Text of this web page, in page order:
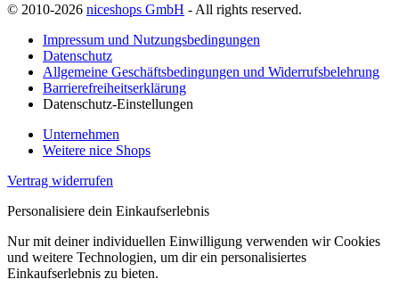
© 2010-2026 niceshops GmbH - All rights reserved.
Impressum und Nutzungsbedingungen
Datenschutz
Allgemeine Geschäftsbedingungen und Widerrufsbelehrung
Barrierefreiheitserklärung
Datenschutz-Einstellungen
Unternehmen
Weitere nice Shops
Vertrag widerrufen
Personalisiere dein Einkaufserlebnis
Nur mit deiner individuellen Einwilligung verwenden wir Cookies
und weitere Technologien, um dir ein personalisiertes
Einkaufserlebnis zu bieten.